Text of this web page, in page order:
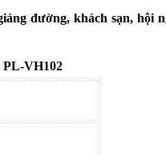
đường, khách sạn, hội
PL-VH102